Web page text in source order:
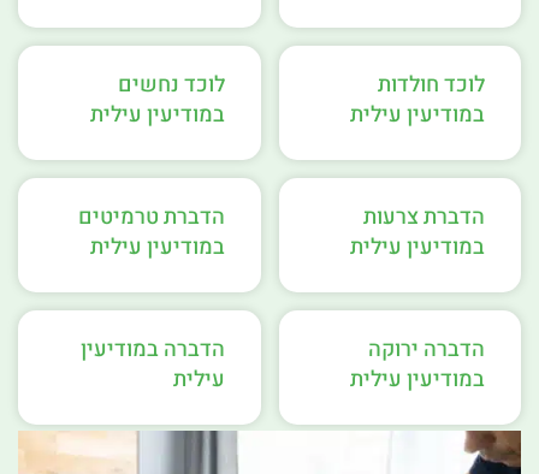
לוכד חולדות
במודיעין עילית
לוכד נחשים
במודיעין עילית
הדברת צרעות
במודיעין עילית
הדברת טרמיטים
במודיעין עילית
הדברה ירוקה
במודיעין עילית
הדברה במודיעין
עילית